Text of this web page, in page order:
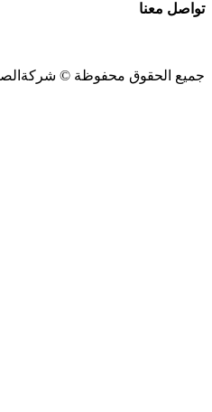
تواصل معنا
جميع الحقوق محفوظة ©